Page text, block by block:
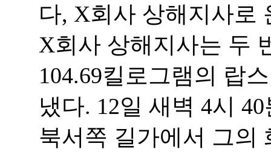
다, X회사 상해지사로
X회사 상해지사는 두
104.69킬로그램의 랍
냈다. 12일 새벽 4시
북서쪽 길가에서 그의